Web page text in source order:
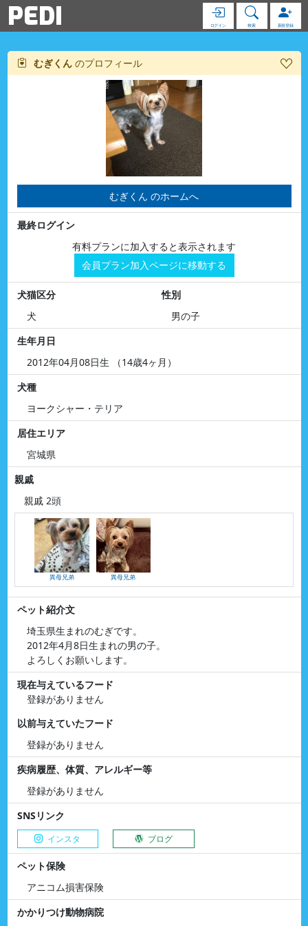
PEDI ログイン 検索 新規登録
むぎくん のプロフィール
むぎくん のホームへ
最終ログイン
有料プランに加入すると表示されます
会員プラン加入ページに移動する
犬猫区分
犬
性別
男の子
生年月日
2012年04月08日生 （14歳4ヶ月）
犬種
ヨークシャー・テリア
居住エリア
宮城県
親戚
親戚 2頭
異母兄弟 異母兄弟
ペット紹介文
埼玉県生まれのむぎです。
2012年4月8日生まれの男の子。
よろしくお願いします。
現在与えているフード
登録がありません
以前与えていたフード
登録がありません
疾病履歴、体質、アレルギー等
登録がありません
SNSリンク
インスタ ブログ
ペット保険
アニコム損害保険
かかりつけ動物病院